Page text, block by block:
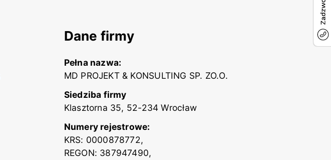
Dane firmy
Pełna nazwa:
MD PROJEKT & KONSULTING SP. ZO.O.
Siedziba firmy
Klasztorna 35, 52-234 Wrocław
Numery rejestrowe:
KRS: 0000878772,
REGON: 387947490,